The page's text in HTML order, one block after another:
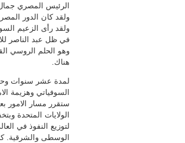
الرئيس المصري
ولقد كان الدور
ولقد رأى الزعيم
في ظل عبد الناصر
وهو الحلم الروسي
هناك.
ستقرر مسار الامور
لتوزيع النفوذ في
الوسطى والشرقية.